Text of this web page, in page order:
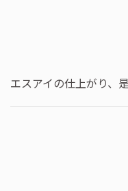
エスアイの仕上がり、